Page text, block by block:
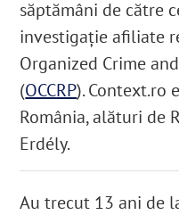
săptămâni de către
investigație afiliate
Organized Crime
(OCCRP). Context.ro
România, alături de
Erdély.
Au trecut 13 ani de